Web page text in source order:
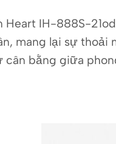
Heart IH-888S-
mang lại sự
cân bằng giữa